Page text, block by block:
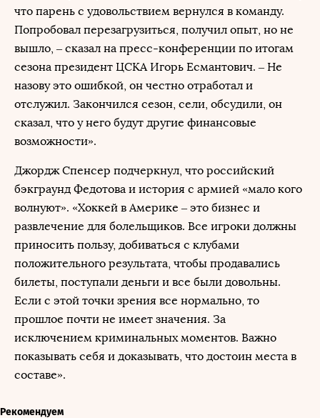
что парень с удовольствием вернулся в команду.
Попробовал перезагрузиться, получил опыт, но не
вышло, – сказал на пресс-конференции по итогам
сезона президент ЦСКА Игорь Есмантович. – Не
назову это ошибкой, он честно отработал и
отслужил. Закончился сезон, сели, обсудили, он
сказал, что у него будут другие финансовые
возможности».
Джордж Спенсер подчеркнул, что российский
бэкграунд Федотова и история с армией «мало кого
волнуют». «Хоккей в Америке – это бизнес и
развлечение для болельщиков. Все игроки должны
приносить пользу, добиваться с клубами
положительного результата, чтобы продавались
билеты, поступали деньги и все были довольны.
Если с этой точки зрения все нормально, то
прошлое почти не имеет значения. За
исключением криминальных моментов. Важно
показывать себя и доказывать, что достоин места в
составе».
Рекомендуем